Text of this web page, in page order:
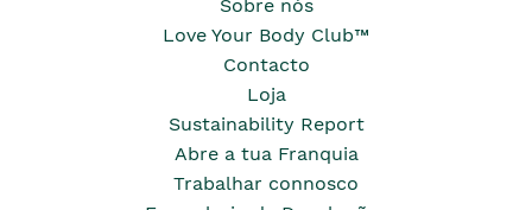
Sobre nós
Love Your Body Club™
Contacto
Loja
Sustainability Report
Abre a tua Franquia
Trabalhar connosco